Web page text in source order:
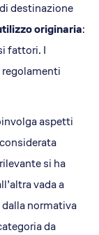
destinazione
originaria:
fattori. I
aspetti
si ha
vada a
normativa
da